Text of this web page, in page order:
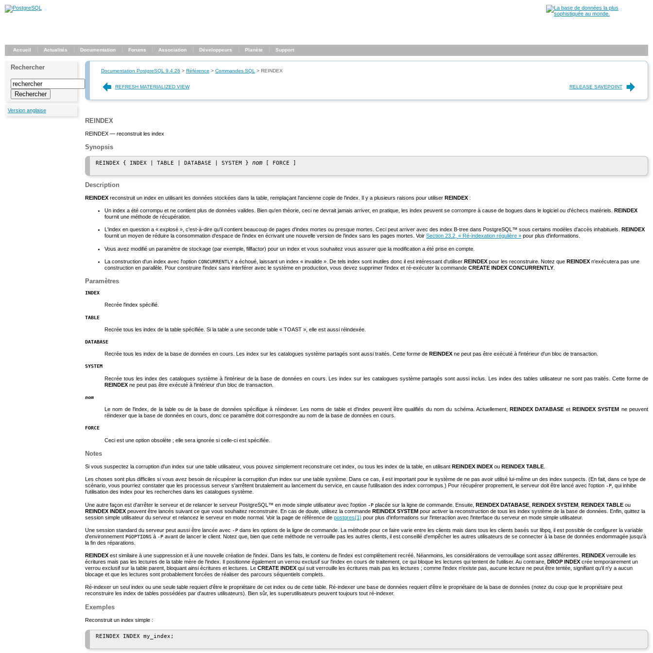
Accueil Actualités Documentation Forums Association Développeurs Planète Support
Rechercher
Version anglaise
Documentation PostgreSQL 9.4.26 > Référence > Commandes SQL > REINDEX
REFRESH MATERIALIZED VIEW RELEASE SAVEPOINT
REINDEX
REINDEX — reconstruit les index
Synopsis
REINDEX { INDEX | TABLE | DATABASE | SYSTEM } nom [ FORCE ]
Description
REINDEX reconstruit un index en utilisant les données stockées dans la table, remplaçant l'ancienne copie de l'index. Il y a plusieurs raisons pour utiliser REINDEX :
Un index a été corrompu et ne contient plus de données valides. Bien qu'en théorie, ceci ne devrait jamais arriver, en pratique, les index peuvent se corrompre à cause de bogues dans le logiciel ou d'échecs matériels. REINDEX
fournit une méthode de récupération.
L'index en question a « explosé » , c'est-à-dire qu'il contient beaucoup de pages d'index mortes ou presque mortes. Ceci peut arriver avec des index B-tree dans PostgreSQL ™ sous certains modèles d'accès inhabituels.
REINDEX
fournit un moyen de réduire la consommation d'espace de l'index en écrivant une nouvelle version de l'index sans les pages mortes. Voir Section 23.2, « Ré-indexation régulière » pour plus d'informations.
Vous avez modifié un paramètre de stockage (par exemple, fillfactor) pour un index et vous souhaitez vous assurer que la modification a été prise en compte.
La construction d'un index avec l'option CONCURRENTLY a échoué, laissant un index « invalide » . De tels index sont inutiles donc il est intéressant d'utiliser REINDEX pour les reconstruire. Notez que REINDEX n'exécutera pas une
construction en parallèle. Pour construire l'index sans interférer avec le système en production, vous devez supprimer l'index et ré-exécuter la commande CREATE INDEX CONCURRENTLY
Paramètres
INDEX
Recrée l'index spécifié.
TABLE
Recrée tous les index de la table spécifiée. Si la table a une seconde table « TOAST » , elle est aussi réindexée.
DATABASE
Recrée tous les index de la base de données en cours. Les index sur les catalogues système partagés sont aussi traités. Cette forme de REINDEX ne peut pas être exécuté à l'intérieur d'un bloc de transaction.
SYSTEM
Recrée tous les index des catalogues système à l'intérieur de la base de données en cours. Les index sur les catalogues système partagés sont aussi inclus. Les index des tables utilisateur ne sont pas traités. Cette forme de
REINDEX ne peut pas être exécuté à l'intérieur d'un bloc de transaction.
nom
Le nom de l'index, de la table ou de la base de données spécifique à réindexer. Les noms de table et d'index peuvent être qualifiés du nom du schéma. Actuellement,REINDEX DATABASE etREINDEX SYSTEM ne peuvent
réindexer que la base de données en cours, donc ce paramètre doit correspondre au nom de la base de données en cours.
FORCE
Ceci est une option obsolète ; elle sera ignorée si celle-ci est spécifiée.
Notes
Si vous suspectez la corruption d'un index sur une table utilisateur, vous pouvez simplement reconstruire cet index, ou tous les index de la table, en utilisant REINDEX INDEX ou REINDEX TABLE
Les choses sont plus difficiles si vous avez besoin de récupérer la corruption d'un index sur une table système. Dans ce cas, il est important pour le système de ne pas avoir utilisé lui-même un des index suspects. (En fait, dans ce type de
scénario, vous pourriez constater que les processus serveur s'arrêtent brutalement au lancement du service, en cause l'utilisation des index corrompus.) Pour récupérer proprement, le serveur doit être lancé avec l'option -P , qui inhibe
l'utilisation des index pour les recherches dans les catalogues système.
Une autre façon est d'arrêter le serveur et de relancer le serveur PostgreSQL ™ en mode simple utilisateur avec l'option -P placée sur la ligne de commande. Ensuite, REINDEX DATABASE REINDEX SYSTEM REINDEX TABLE ou
REINDEX INDEX peuvent être lancés suivant ce que vous souhaitez reconstruire. En cas de doute, utilisez la commande REINDEX SYSTEM pour activer la reconstruction de tous les index système de la base de données. Enfin, quittez la
session simple utilisateur du serveur et relancez le serveur en mode normal. Voir la page de référence de postgres(1) pour plus d'informations sur l'interaction avec l'interface du serveur en mode simple utilisateur.
Une session standard du serveur peut aussi être lancée avec -P dans les options de la ligne de commande. La méthode pour ce faire varie entre les clients mais dans tous les clients basés sur libpq , il est possible de configurer la variable
d'environnement PGOPTIONS à -P avant de lancer le client. Notez que, bien que cette méthode ne verrouille pas les autres clients, il est conseillé d'empêcher les autres utilisateurs de se connecter à la base de données endommagée jusqu'à
la fin des réparations.
REINDEX est similaire à une suppression et à une nouvelle création de l'index. Dans les faits, le contenu de l'index est complètement recréé. Néanmoins, les considérations de verrouillage sont assez différentes. REINDEX verrouille les
écritures mais pas les lectures de la table mère de l'index. Il positionne également un verrou exclusif sur l'index en cours de traitement, ce qui bloque les lectures qui tentent de l'utiliser. Au contraire, DROP INDEX crée temporairement un
verrou exclusif sur la table parent, bloquant ainsi écritures et lectures. Le CREATE INDEX qui suit verrouille les écritures mais pas les lectures ; comme l'index n'existe pas, aucune lecture ne peut être tentée, signifiant qu'il n'y a aucun
blocage et que les lectures sont probablement forcées de réaliser des parcours séquentiels complets.
Ré-indexer un seul index ou une seule table requiert d'être le propriétaire de cet index ou de cette table. Ré-indexer une base de données requiert d'être le propriétaire de la base de données (notez du coup que le propriétaire peut
reconstruire les index de tables possédées par d'autres utilisateurs). Bien sûr, les superutilisateurs peuvent toujours tout ré-indexer.
Exemples
Reconstruit un index simple :
REINDEX INDEX my_index;